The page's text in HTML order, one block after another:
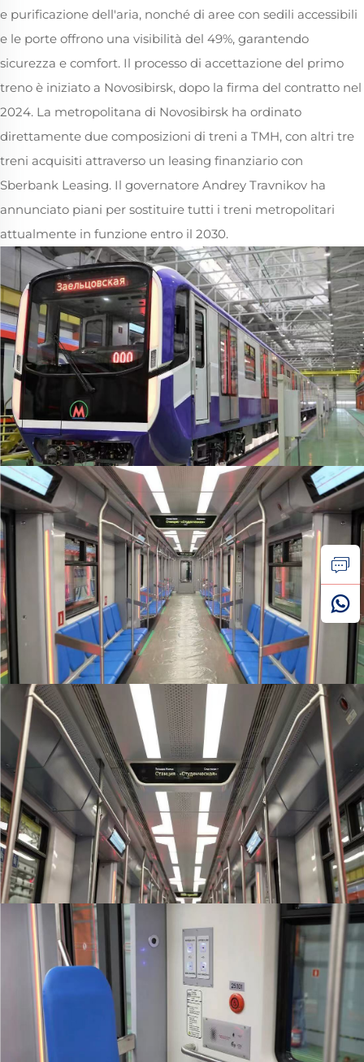
e purificazione dell'aria, nonché di aree con sedili accessibili
e le porte offrono una visibilità del 49%, garantendo
sicurezza e comfort. Il processo di accettazione del primo
treno è iniziato a Novosibirsk, dopo la firma del contratto nel
2024. La metropolitana di Novosibirsk ha ordinato
direttamente due composizioni di treni a TMH, con altri tre
treni acquisiti attraverso un leasing finanziario con
Sberbank Leasing. Il governatore Andrey Travnikov ha
annunciato piani per sostituire tutti i treni metropolitari
attualmente in funzione entro il 2030.